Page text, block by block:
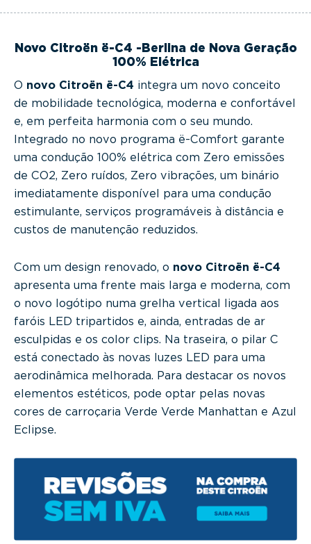
Novo Citroën ë-C4 -Berlina de Nova Geração
100% Elétrica
O novo Citroën ë-C4 integra um novo conceito
de mobilidade tecnológica, moderna e confortável
e, em perfeita harmonia com o seu mundo.
Integrado no novo programa ë-Comfort garante
uma condução 100% elétrica com Zero emissões
de CO2, Zero ruídos, Zero vibrações, um binário
imediatamente disponível para uma condução
estimulante, serviços programáveis à distância e
custos de manutenção reduzidos.
Com um design renovado, o novo Citroën ë-C4
apresenta uma frente mais larga e moderna, com
o novo logótipo numa grelha vertical ligada aos
faróis LED tripartidos e, ainda, entradas de ar
esculpidas e os color clips. Na traseira, o pilar C
está conectado às novas luzes LED para uma
aerodinâmica melhorada. Para destacar os novos
elementos estéticos, pode optar pelas novas
cores de carroçaria Verde Verde Manhattan e Azul
Eclipse.